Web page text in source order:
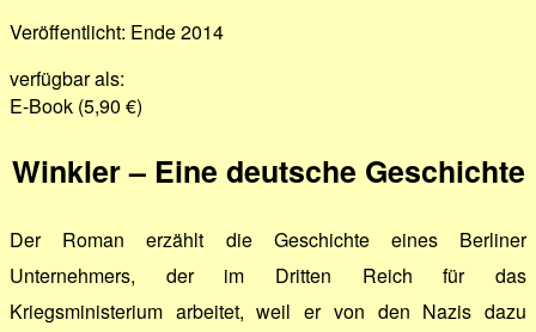
Veröffentlicht: Ende 2014
verfügbar als:
E-Book (5,90 €)
Winkler – Eine deutsche Geschichte
Der Roman erzählt die Geschichte eines Berliner
Unternehmers, der im Dritten Reich für das
Kriegsministerium arbeitet, weil er von den Nazis dazu